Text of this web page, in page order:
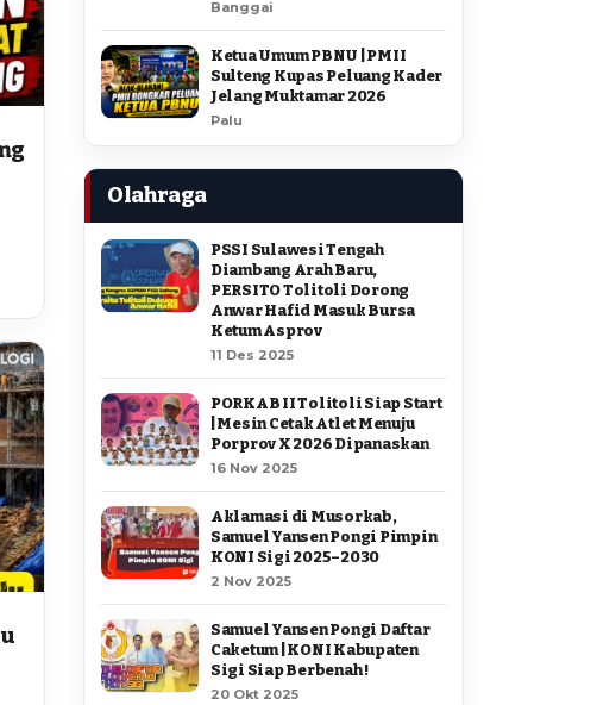
Banggai
Ketua Umum PBNU | PMII
Sulteng Kupas Peluang Kader
Jelang Muktamar 2026
Palu
Olahraga
PSSI Sulawesi Tengah
Diambang Arah Baru,
PERSITO Tolitoli Dorong
Anwar Hafid Masuk Bursa
Ketum Asprov
11 Des 2025
PORKAB II Tolitoli Siap Start
| Mesin Cetak Atlet Menuju
Porprov X 2026 Dipanaskan
16 Nov 2025
Aklamasi di Musorkab,
Samuel Yansen Pongi Pimpin
KONI Sigi 2025–2030
2 Nov 2025
Samuel Yansen Pongi Daftar
Caketum | KONI Kabupaten
Sigi Siap Berbenah !
20 Okt 2025